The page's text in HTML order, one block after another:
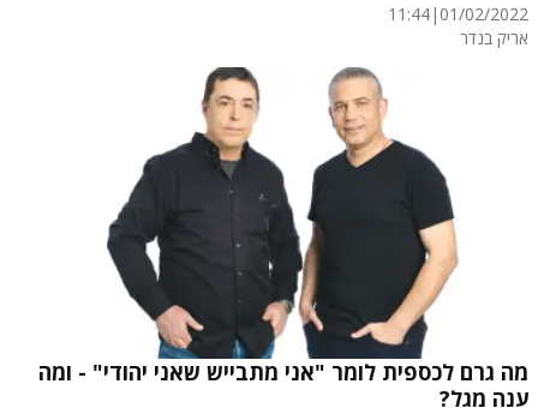
01/02/2022
|
11:44
אריק בנדר
מה גרם לכספית לומר "אני מתבייש שאני יהודי" - ומה
ענה מגל?